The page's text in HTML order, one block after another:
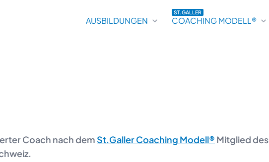
AUSBILDUNGEN
ST.GALLER
COACHING MODELL®
Coach nach dem St.Galler Coaching Modell® Mitglied des